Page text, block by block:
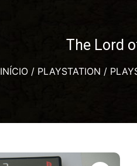
The Lord
INÍCIO/ PLAYSTATION /